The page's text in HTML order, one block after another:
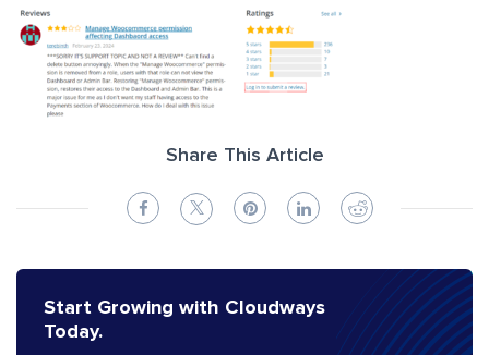
Share This Article
Start Growing with Cloudways
Today.